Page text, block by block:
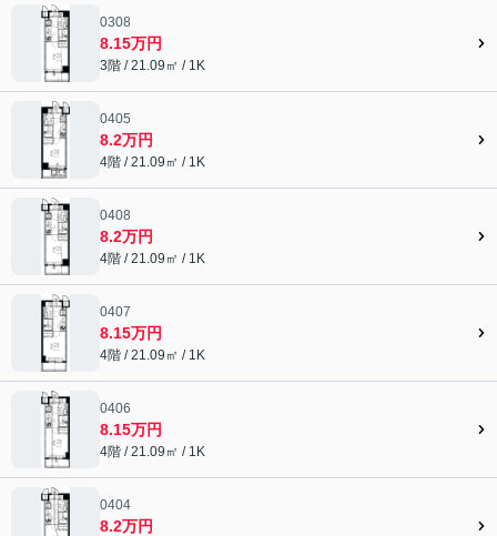
0308
8.15万円
3階 / 21.09㎡ / 1K
0405
8.2万円
4階 / 21.09㎡ / 1K
0408
8.2万円
4階 / 21.09㎡ / 1K
0407
8.15万円
4階 / 21.09㎡ / 1K
0406
8.15万円
4階 / 21.09㎡ / 1K
0404
8.2万円